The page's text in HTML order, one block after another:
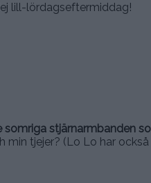
lill-lördagseftermiddag!
somriga stjärnarmbanden
min tjejer? (Lo Lo har